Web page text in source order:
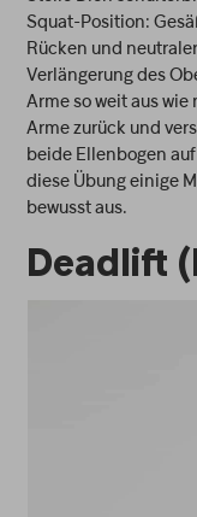
Squat-Position:
Rücken und
Verlängerung des
Arme so weit aus
Arme zurück und
beide Ellenbogen
diese Übung einige
bewusst aus.
Deadlift